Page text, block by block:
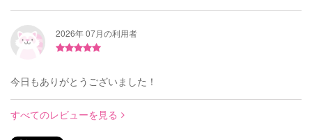
2026年 07月の利用者
今日もありがとうございました！
すべてのレビューを見る